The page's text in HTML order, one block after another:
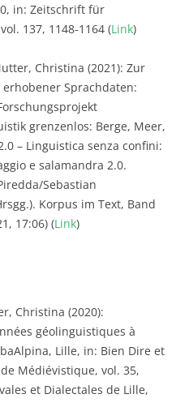
in: Zeitschrift für
137, 1148-1164 (Link)
Christina (2021): Zur
Sprachdaten:
grenzenlos: Berge, Meer,
– Linguistica senza confini:
e salamandra 2.0.
Sebastian
Korpus im Text, Band
17:06) (Link)
Christina (2020):
géolinguistiques à
Lille, in: Bien Dire et
Médiévistique, vol. 35,
et Dialectales de Lille,